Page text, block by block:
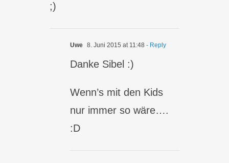
;)
Uwe 8. Juni 2015 at 11:48 - Reply
Danke Sibel :)
Wenn’s mit den Kids
nur immer so wäre….
:D